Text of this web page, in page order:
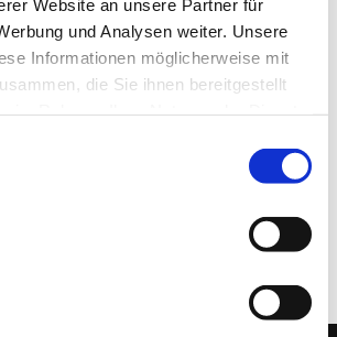
Website an unsere Partner für
und Analysen weiter. Unsere
Informationen möglicherweise mit
die Sie ihnen bereitgestellt
consumers/odr aufrufbar ist. Wir
noch bereit, an dem